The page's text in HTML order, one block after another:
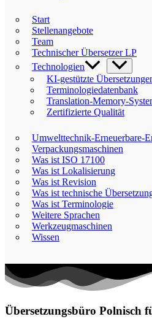
Start
Stellenangebote
Team
Technischer Übersetzer LP
Technologien
KI-gestützte
Terminologiedatenbank
Translation-Memory-
Zertifizierte Qualität
Umwelttechnik-Erneuerbare-
Verpackungsmaschinen
Was ist ISO 17100
Was ist Lokalisierung
Was ist Revision
Was ist technische
Was ist Terminologie
Weitere Sprachen
Werkzeugmaschinen
Wissen
Übersetzungsbüro Polnisch